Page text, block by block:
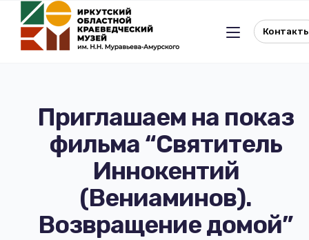
Льготное посещение музея
Реквизиты музея
Отдел природы
Приглашаем на показ
фильма “Святитель
Иннокентий
(Вениаминов).
Возвращение домой”